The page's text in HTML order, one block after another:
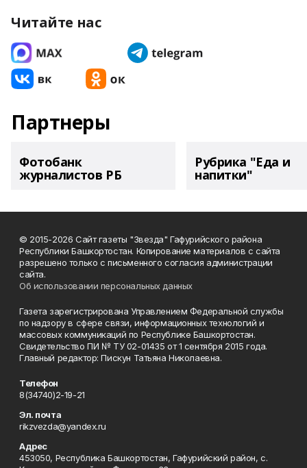
Читайте нас
Партнеры
Фотобанк
журналистов РБ
Рубрика "Еда и
напитки"
© 2015-2026 Сайт газеты "Звезда" Гафурийского района
Республики Башкортостан. Копирование материалов с сайта
разрешено только с письменного согласия администрации
сайта.
Об использовании персональных данных
Газета зарегистрирована Управлением Федеральной службы
по надзору в сфере связи, информационных технологий и
массовых коммуникаций по Республике Башкортостан.
Свидетельство ПИ № ТУ 02-01435 от 1 сентября 2015 года.
Главный редактор: Пискун Татьяна Николаевна.
Телефон
8(34740)2-19-21
Эл. почта
rikzvezda@yandex.ru
Адрес
453050, Республика Башкортостан, Гафурийский район, с.